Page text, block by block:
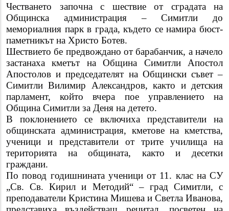
Честването започна с шествие от сградата на
Общинска администрация – Симитли до
мемориалния парк в града, където се намира бюст-
паметникът на Христо Ботев.
Шествието бе предвождано от барабанчик, а начело
застанаха кметът на Община Симитли Апостол
Апостолов и председателят на Общински съвет –
Симитли Вилимир Александров, както и детския
парламент, който вчера пое управлението на
Община Симитли за Деня на детето.
В поклонението се включиха представители на
общинската администрация, кметове на кметства,
ученици и представители от трите училища на
територията на общината, както и десетки
граждани.
По повод годишнината ученици от 11. клас на СУ
„Св. Св. Кирил и Методий“ – град Симитли, с
преподаватели Кристина Мишева и Светла Иванова,